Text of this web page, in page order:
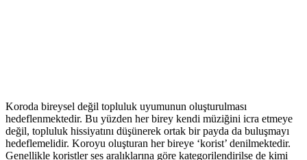
Koroda bireysel değil topluluk uyumunun oluşturulması
hedeflenmektedir. Bu yüzden her birey kendi müziğini icra etmeye
değil, topluluk hissiyatını düşünerek ortak bir payda da buluşmayı
hedeflemelidir. Koroyu oluşturan her bireye ‘korist’ denilmektedir.
Genellikle koristler ses aralıklarına göre kategorilendirilse de kimi